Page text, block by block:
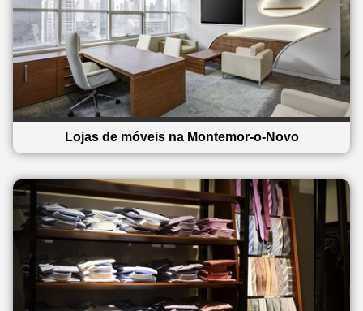
Lojas de móveis na Montemor-o-Novo